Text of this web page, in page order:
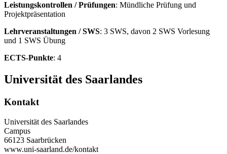
​Leistungskontrollen / Prüfungen: Mündliche Prüfung und
Projektpräsentation
Lehrveranstaltungen / SWS: 3 SWS, davon 2 SWS Vorlesung
und 1 SWS Übung
ECTS-Punkte: 4
Universität des Saarlandes
Kontakt
Universität des Saarlandes
Campus
66123 Saarbrücken
www.uni-saarland.de/kontakt